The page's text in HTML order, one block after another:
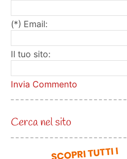
(*) Email:
Il tuo sito:
Invia Commento
Cerca nel sito